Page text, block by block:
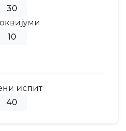
30
10
испит
40